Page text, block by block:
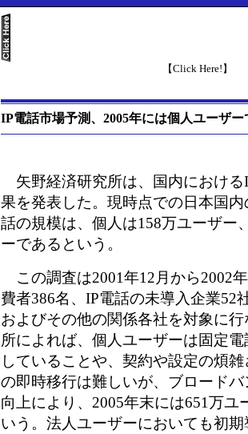
【Click Here!】
IP電話市場予測、2005年には個人ユーザー
矢野経済研究所は、国内における
果を発表した。現時点での日本国
話の規模は、個人は158万ユーザー
ーであるという。
この調査は2001年12月から2002
費者386名、IP電話の未導入企業52
およびその他の関係各社を対象に
所によれば、個人ユーザーは固定
していることや、契約や設定の煩
の即時移行は難しいが、ブロード
向上により、2005年末には651万ユ
いう。法人ユーザーにおいても初